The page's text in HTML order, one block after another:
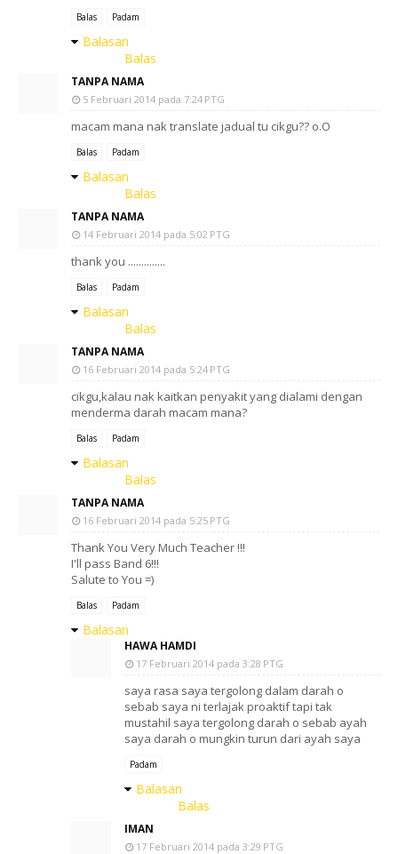
Balas Padam
Balasan
Balas
TANPA NAMA
5 Februari 2014 pada 7:24 PTG
macam mana nak translate jadual tu cikgu?? o.O
Balas Padam
Balasan
Balas
TANPA NAMA
14 Februari 2014 pada 5:02 PTG
thank you ..............
Balas Padam
Balasan
Balas
TANPA NAMA
16 Februari 2014 pada 5:24 PTG
cikgu,kalau nak kaitkan penyakit yang dialami dengan
menderma darah macam mana?
Balas Padam
Balasan
Balas
TANPA NAMA
16 Februari 2014 pada 5:25 PTG
Thank You Very Much Teacher !!!
I'll pass Band 6!!!
Salute to You =)
Balas Padam
Balasan
HAWA HAMDI
17 Februari 2014 pada 3:28 PTG
saya rasa saya tergolong dalam darah o
sebab saya ni terlajak proaktif tapi tak
mustahil saya tergolong darah o sebab ayah
saya darah o mungkin turun dari ayah saya
Padam
Balasan
Balas
IMAN
17 Februari 2014 pada 3:29 PTG